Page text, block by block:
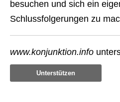
besuchen und sich ein
Schlussfolgerungen zu
www.konjunktion.info
Unterstützen